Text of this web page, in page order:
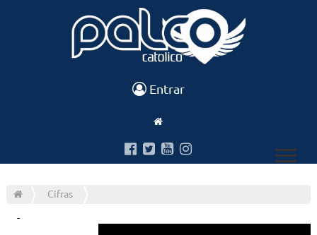
Entrar
Cifras
-